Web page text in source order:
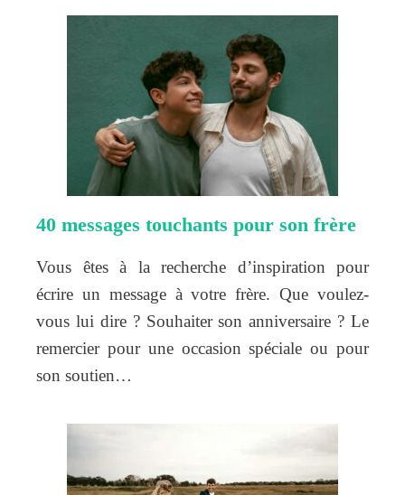
40 messages touchants pour son frère
Vous êtes à la recherche d’inspiration pour
écrire un message à votre frère. Que voulez-
vous lui dire ? Souhaiter son anniversaire ? Le
remercier pour une occasion spéciale ou pour
son soutien…